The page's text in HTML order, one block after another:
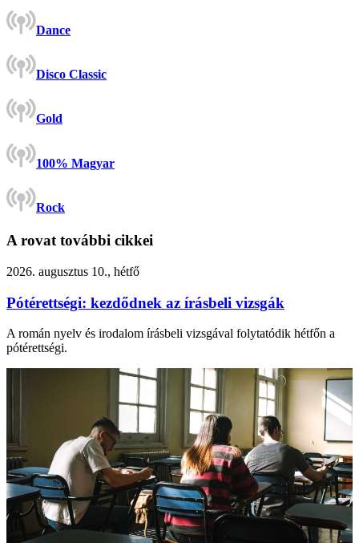
Dance
Disco Classic
Gold
100% Magyar
Rock
A rovat további cikkei
2026. augusztus 10., hétfő
Pótérettségi: kezdődnek az írásbeli vizsgák
A román nyelv és irodalom írásbeli vizsgával folytatódik hétfőn a
pótérettségi.